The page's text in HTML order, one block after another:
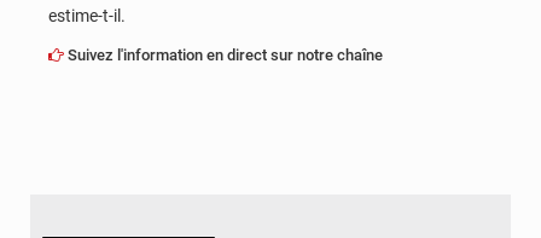
estime-t-il.
Suivez l'information en direct sur notre chaîne